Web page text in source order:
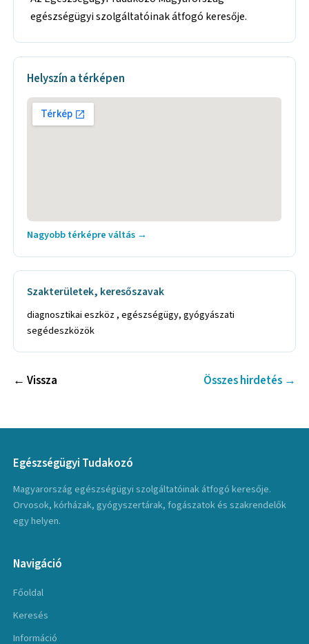
egészségügyi szolgáltatóinak átfogó keresője.
Helyszín a térképen
Nagyobb térképre váltás →
Szakterületek, keresőszavak
diagnosztikai eszköz , egészségügy, gyógyászati
segédeszközök
← Vissza Összes hirdetés →
Egészségügyi Tudakozó
Magyarország egészségügyi szolgáltatóinak átfogó keresője.
Orvosok, kórházak, gyógyszertárak, fogászatok és szakrendelők
egy helyen.
Navigáció
Főoldal
Keresés
Információ